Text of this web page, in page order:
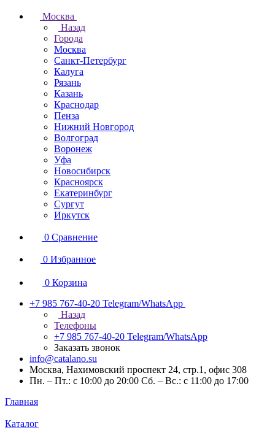
Москва
Назад
Города
Москва
Санкт-Петербург
Калуга
Рязань
Казань
Краснодар
Пенза
Нижний Новгород
Волгоград
Воронеж
Уфа
Новосибирск
Красноярск
Екатеринбург
Сургут
Иркутск
0 Сравнение
0 Избранное
0 Корзина
+7 985 767-40-20 Telegram/WhatsApp
Назад
Телефоны
+7 985 767-40-20 Telegram/WhatsApp
Заказать звонок
info@catalano.su
Москва, Нахимовский проспект 24, стр.1, офис 308
Пн. – Пт.: с 10:00 до 20:00 Сб. – Вс.: с 11:00 до 17:00
Главная
Каталог